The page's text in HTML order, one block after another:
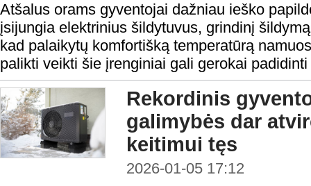
Atšalus orams gyventojai dažniau ieško
įsijungia elektrinius šildytuvus, grindinį
kad palaikytų komfortišką temperatūrą
palikti veikti šie įrenginiai gali gerokai
Rekordinis
galimybės dar
keitimui tęs
2026-01-05 17:12